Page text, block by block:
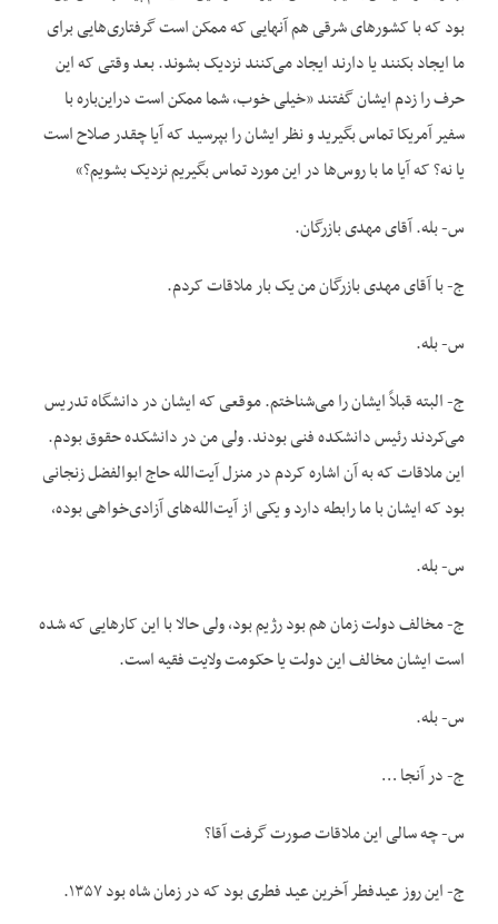
بود که با کشورهای شرقی هم آنهایی که ممکن است گرفتاری‌هایی برای
ما ایجاد بکنند یا دارند ایجاد می‌کنند نزدیک بشوند. بعد وقتی که این
حرف را زدم ایشان گفتند «خیلی خوب، شما ممکن است دراین‌باره با
سفیر آمریکا تماس بگیرید و نظر ایشان را بپرسید که آیا چقدر صلاح است
یا نه؟ که آیا ما با روس‌ها در این مورد تماس بگیریم نزدیک بشویم؟»
س- بله. آقای مهدی بازرگان.
ج- با آقای مهدی بازرگان من یک بار ملاقات کردم.
س- بله.
ج- البته قبلاً ایشان را می‌شناختم. موقعی که ایشان در دانشگاه تدریس
می‌کردند رئیس دانشکده فنی بودند. ولی من در دانشکده حقوق بودم.
این ملاقات که به آن اشاره کردم در منزل آیت‌الله حاج ابوالفضل زنجانی
بود که ایشان با ما رابطه دارد و یکی از آیت‌الله‌های آزادی‌خواهی بوده،
س- بله.
ج- مخالف دولت زمان هم بود رژیم بود، ولی حالا با این کارهایی که شده
است ایشان مخالف این دولت یا حکومت ولایت فقیه است.
س- بله.
ج- در آنجا …
س- چه سالی این ملاقات صورت گرفت آقا؟
ج- این روز عیدفطر آخرین عید فطری بود که در زمان شاه بود ۱۳۵۷.